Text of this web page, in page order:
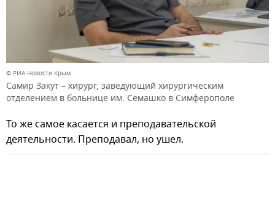
© РИА Новости Крым
Самир Закут – хирург, заведующий хирургическим
отделением в больнице им. Семашко в Симферополе
То же самое касается и преподавательской
деятельности. Преподавал, но ушел.